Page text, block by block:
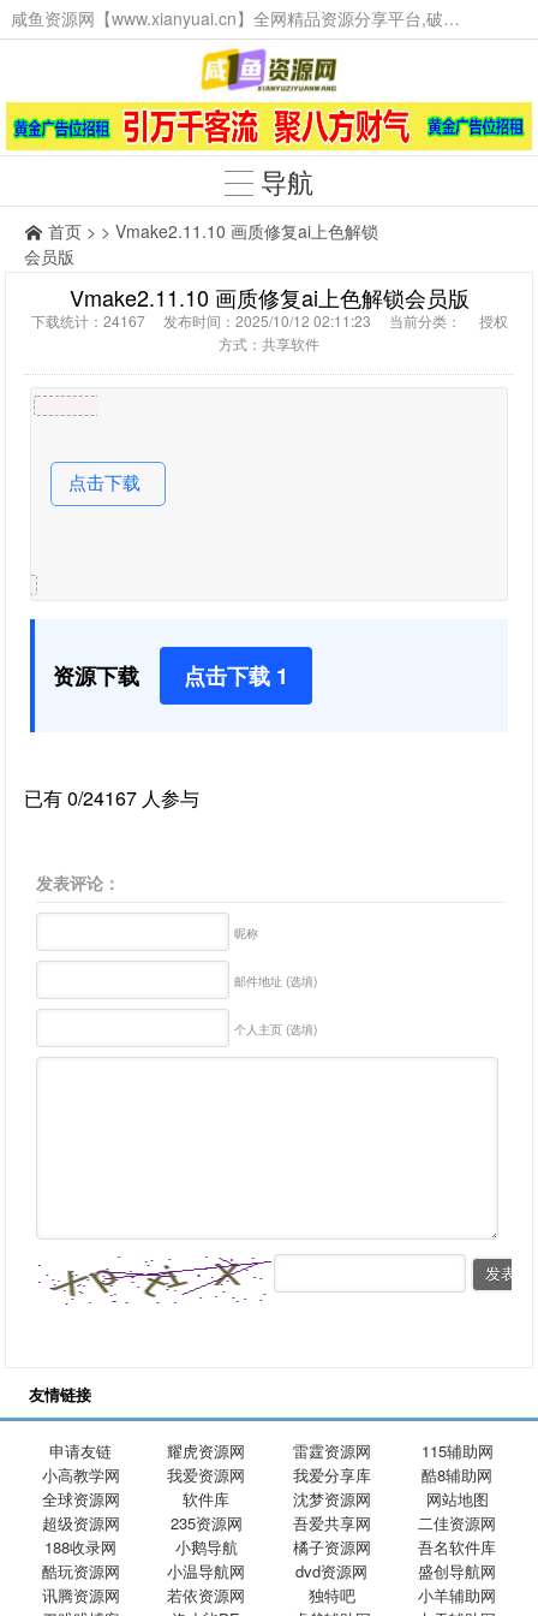
咸鱼资源网【www.xianyuai.cn】全网精品资源分享平台,破解软件,技术源码,火爆项目,工具辅助,这里无所不有。
导航
首页 > > Vmake2.11.10 画质修复ai上色解锁
会员版
Vmake2.11.10 画质修复ai上色解锁会员版
下载统计：24167 发布时间：2025/10/12 02:11:23 当前分类： 授权
方式：共享软件
点击下载
资源下载 点击下载 1
已有 0/24167 人参与
发表评论：
昵称
邮件地址 (选填)
个人主页 (选填)
友情链接
申请友链 耀虎资源网 雷霆资源网
115辅助网
小高教学网
我爱资源网 我爱分享库
酷8辅助网
全球资源网
软件库 沈梦资源网
网站地图
超级资源网
235资源网 吾爱共享网
二佳资源网
188收录网
小鹅导航 橘子资源网
吾名软件库
酷玩资源网
小温导航网 dvd资源网
盛创导航网
讯腾资源网
若依资源网 独特吧
小羊辅助网